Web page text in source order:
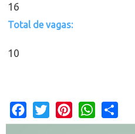
16
Total de vagas:
10
Facebook
Twitter PinterestWhatsApp